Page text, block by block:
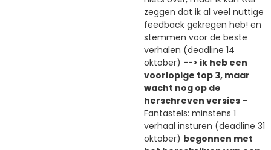
zeggen dat ik al veel nuttige
feedback gekregen heb! en
stemmen voor de beste
verhalen (deadline 14
oktober) --> ik heb een
voorlopige top 3, maar
wacht nog op de
herschreven versies -
Fantastels: minstens 1
verhaal insturen (deadline 31
oktober) begonnen met